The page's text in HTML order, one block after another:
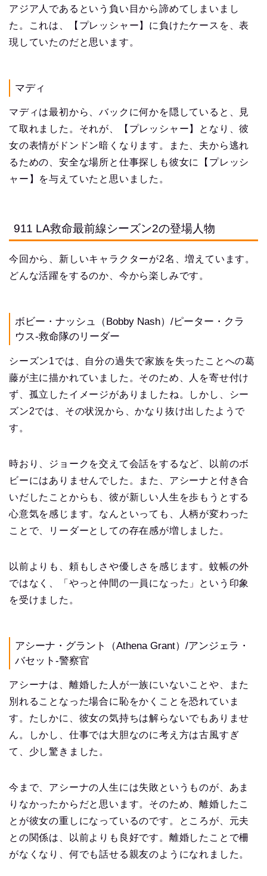
アジア人であるという負い目から諦めてしまいまし
た。これは、【プレッシャー】に負けたケースを、表
現していたのだと思います。
マディ
マディは最初から、バックに何かを隠していると、見
て取れました。それが、【プレッシャー】となり、彼
女の表情がドンドン暗くなります。また、夫から逃れ
るための、安全な場所と仕事探しも彼女に【プレッシ
ャー】を与えていたと思いました。
911 LA救命最前線シーズン2の登場人物
今回から、新しいキャラクターが2名、増えています。
どんな活躍をするのか、今から楽しみです。
ボビー・ナッシュ（Bobby Nash）/ピーター・クラ
ウス-救命隊のリーダー
シーズン1では、自分の過失で家族を失ったことへの葛
藤が主に描かれていました。そのため、人を寄せ付け
ず、孤立したイメージがありましたね。しかし、シー
ズン2では、その状況から、かなり抜け出したようで
す。
時おり、ジョークを交えて会話をするなど、以前のボ
ビーにはありませんでした。また、アシーナと付き合
いだしたことからも、彼が新しい人生を歩もうとする
心意気を感じます。なんといっても、人柄が変わった
ことで、リーダーとしての存在感が増しました。
以前よりも、頼もしさや優しさを感じます。蚊帳の外
ではなく、「やっと仲間の一員になった」という印象
を受けました。
アシーナ・グラント（Athena Grant）/アンジェラ・
バセット-警察官
アシーナは、離婚した人が一族にいないことや、また
別れることなった場合に恥をかくことを恐れていま
す。たしかに、彼女の気持ちは解らないでもありませ
ん。しかし、仕事では大胆なのに考え方は古風すぎ
て、少し驚きました。
今まで、アシーナの人生には失敗というものが、あま
りなかったからだと思います。そのため、離婚したこ
とが彼女の重しになっているのです。ところが、元夫
との関係は、以前よりも良好です。離婚したことで柵
がなくなり、何でも話せる親友のようになれました。